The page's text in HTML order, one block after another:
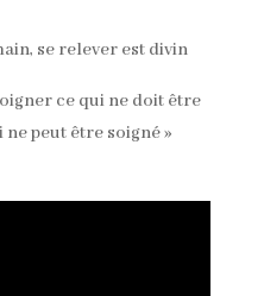
se relever est divin
ce qui ne doit être
peut être soigné »